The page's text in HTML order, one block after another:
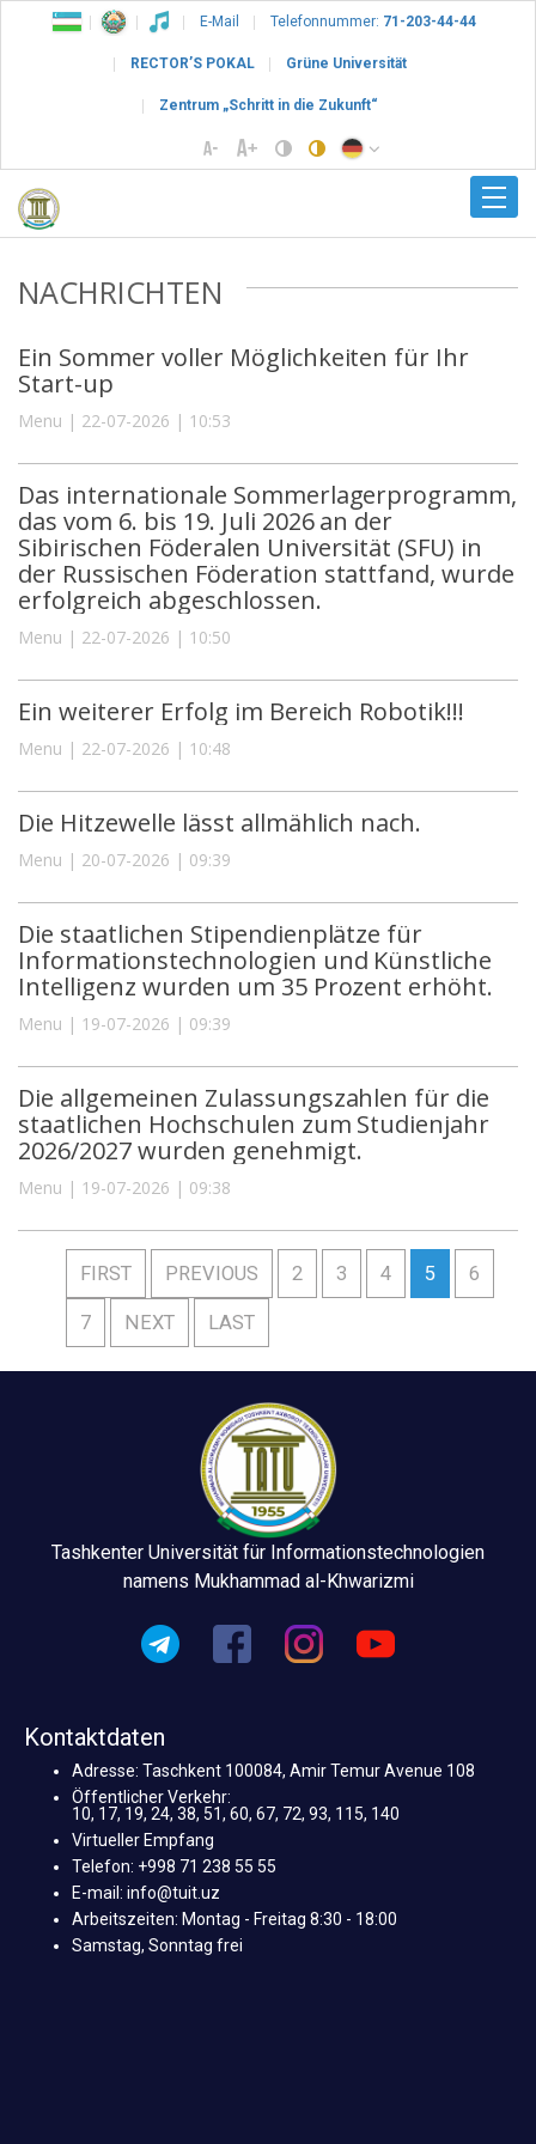
E-Mail Telefonnummer: 71-203-44-44
RECTOR’S POKAL Grüne Universität
Zentrum „Schritt in die Zukunft“
NACHRICHTEN
Ein Sommer voller Möglichkeiten für Ihr
Start-up
Menu | 22-07-2026 | 10:53
Das internationale Sommerlagerprogramm,
das vom 6. bis 19. Juli 2026 an der
Sibirischen Föderalen Universität (SFU) in
der Russischen Föderation stattfand, wurde
erfolgreich abgeschlossen.
Menu | 22-07-2026 | 10:50
Ein weiterer Erfolg im Bereich Robotik!!!
Menu | 22-07-2026 | 10:48
Die Hitzewelle lässt allmählich nach.
Menu | 20-07-2026 | 09:39
Die staatlichen Stipendienplätze für
Informationstechnologien und Künstliche
Intelligenz wurden um 35 Prozent erhöht.
Menu | 19-07-2026 | 09:39
Die allgemeinen Zulassungszahlen für die
staatlichen Hochschulen zum Studienjahr
2026/2027 wurden genehmigt.
Menu | 19-07-2026 | 09:38
FIRST PREVIOUS 2 3 4 5 6
7 NEXT LAST
Tashkenter Universität für Informationstechnologien
namens Mukhammad al-Khwarizmi
Kontaktdaten
Adresse: Taschkent 100084, Amir Temur Avenue 108
Öffentlicher Verkehr:
10, 17, 19, 24, 38, 51, 60, 67, 72, 93, 115, 140
Virtueller Empfang
Telefon: +998 71 238 55 55
E-mail: info@tuit.uz
Arbeitszeiten: Montag - Freitag 8:30 - 18:00
Samstag, Sonntag frei